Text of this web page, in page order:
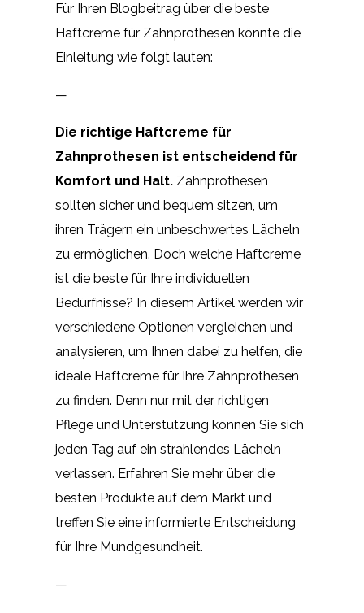
Für Ihren Blogbeitrag über die beste
Haftcreme für Zahnprothesen könnte die
Einleitung wie folgt lauten:
—
Die richtige Haftcreme für
Zahnprothesen ist entscheidend für
Komfort und Halt. Zahnprothesen
sollten sicher und bequem sitzen, um
ihren Trägern ein unbeschwertes Lächeln
zu ermöglichen. Doch welche Haftcreme
ist die beste für Ihre individuellen
Bedürfnisse? In diesem Artikel werden wir
verschiedene Optionen vergleichen und
analysieren, um Ihnen dabei zu helfen, die
ideale Haftcreme für Ihre Zahnprothesen
zu finden. Denn nur mit der richtigen
Pflege und Unterstützung können Sie sich
jeden Tag auf ein strahlendes Lächeln
verlassen. Erfahren Sie mehr über die
besten Produkte auf dem Markt und
treffen Sie eine informierte Entscheidung
für Ihre Mundgesundheit.
—